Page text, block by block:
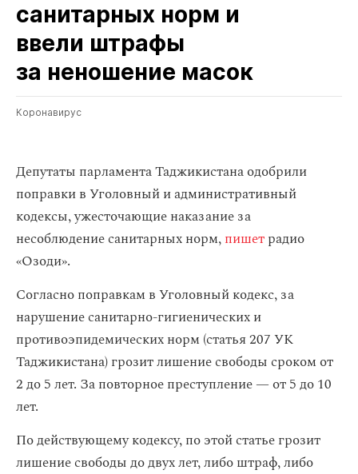
санитарных норм и
ввели штрафы
за неношение масок
Коронавирус
Депутаты парламента Таджикистана одобрили
поправки в Уголовный и административный
кодексы, ужесточающие наказание за
несоблюдение санитарных норм,пишетрадио
«Озоди».
Согласно поправкам в Уголовный кодекс, за
нарушение санитарно-гигиенических и
противоэпидемических норм (статья 207 УК
Таджикистана) грозит лишение свободы сроком от
2 до 5 лет. За повторное преступление — от 5 до 10
лет.
По действующему кодексу, по этой статье грозит
лишение свободы до двух лет, либо штраф, либо